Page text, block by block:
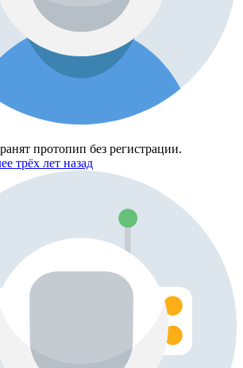
протопип без регистрации.
трёх лет назад